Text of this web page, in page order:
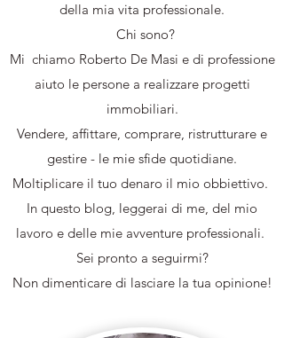
della mia vita professionale.
Chi sono?
Mi chiamo Roberto De Masi e di professione
aiuto le persone a realizzare progetti
immobiliari.
Vendere, affittare, comprare, ristrutturare e
gestire - le mie sfide quotidiane.
Moltiplicare il tuo denaro il mio obbiettivo.
In questo blog, leggerai di me, del mio
lavoro e delle mie avventure professionali.
Sei pronto a seguirmi?
Non dimenticare di lasciare la tua opinione!